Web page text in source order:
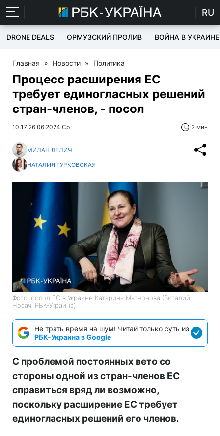
RU
DRONE DEALS ОРМУЗСКИЙ ПРОЛИВ ВОЙНА В УКРАИНЕ
Главная » Новости » Политика
Процесс расширения ЕС
требует единогласных решений
стран-членов, - посол
10:17 26.06.2024 Ср 2 мин
МИЛАН ЛЕЛИЧ
НАТАЛИЯ ГУРКОВСКАЯ
Фото: посол ЕС в Украине Катарина Матернова (Виталий
Носач, РБК-Украина)
Не трать время на шум! Читай только суть из
РБК-Украина в Google
С проблемой постоянных вето со
стороны одной из стран-членов ЕС
справиться вряд ли возможно,
поскольку расширение ЕС требует
единогласных решений его членов.